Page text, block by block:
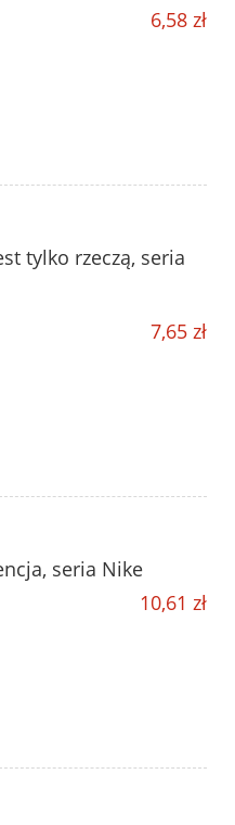
6,58 zł
tylko rzeczą, seria
7,65 zł
seria Nike
10,61 zł